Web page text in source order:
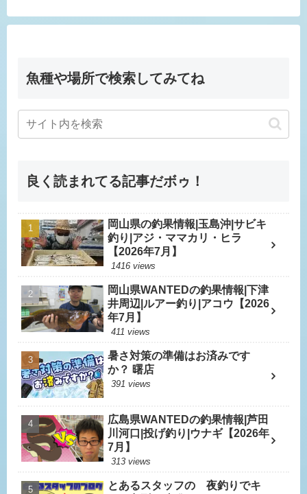
魚種や場所で検索してみてね
良く読まれてる記事だボゥ！
岡山県の釣果情報|玉島沖|サビキ
釣り|アジ・ママカリ・ヒラ
【2026年7月】
1416 views
岡山県WANTEDの釣果情報|下津
井周辺|ルアー釣り|アコウ【2026
年7月】
411 views
暑さ対策の準備はお済みです
か？ 曙店
391 views
広島県WANTEDの釣果情報|芦田
川河口|投げ釣り|ウナギ【2026年
7月】
313 views
とあるスタッフの 夜釣りでキ